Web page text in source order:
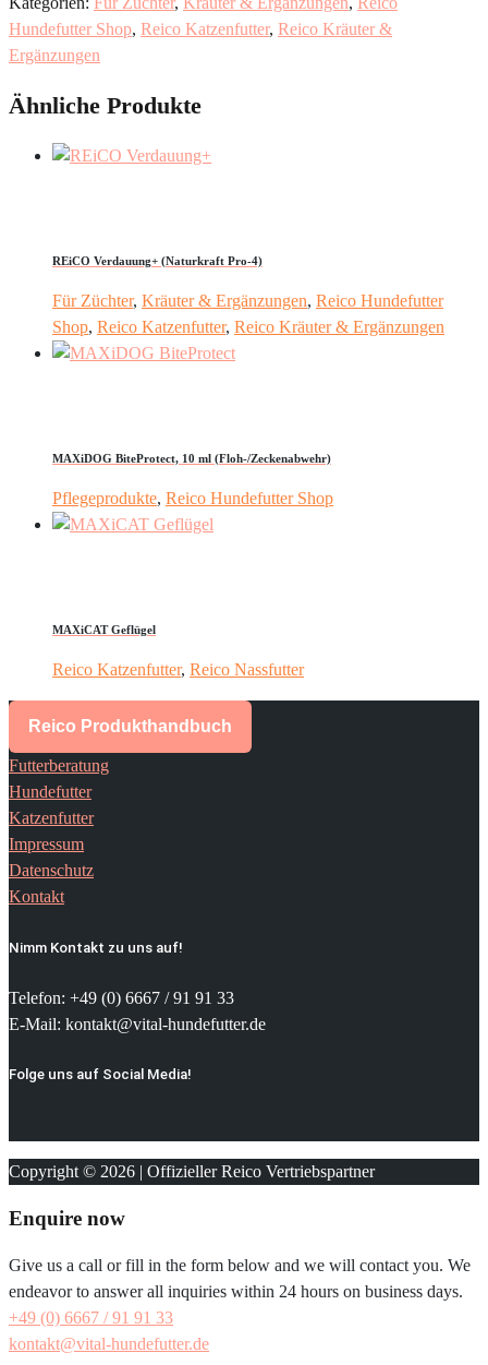
Hundefutter Shop, Reico Katzenfutter, Reico Kräuter &
Ergänzungen
Ähnliche Produkte
REiCO Verdauung+ (Naturkraft Pro-4)
Für Züchter, Kräuter & Ergänzungen, Reico Hundefutter
Shop, Reico Katzenfutter, Reico Kräuter & Ergänzungen
MAXiDOG BiteProtect, 10 ml (Floh-/Zeckenabwehr)
Pflegeprodukte, Reico Hundefutter Shop
MAXiCAT Geflügel
Reico Katzenfutter, Reico Nassfutter
Reico Produkthandbuch
Futterberatung
Hundefutter
Katzenfutter
Impressum
Datenschutz
Kontakt
Nimm Kontakt zu uns auf!
Telefon: +49 (0) 6667 / 91 91 33
E-Mail: kontakt@vital-hundefutter.de
Folge uns auf Social Media!
Copyright © 2026 | Offizieller Reico Vertriebspartner
Enquire now
Give us a call or fill in the form below and we will contact you. We
endeavor to answer all inquiries within 24 hours on business days.
+49 (0) 6667 / 91 91 33
kontakt@vital-hundefutter.de